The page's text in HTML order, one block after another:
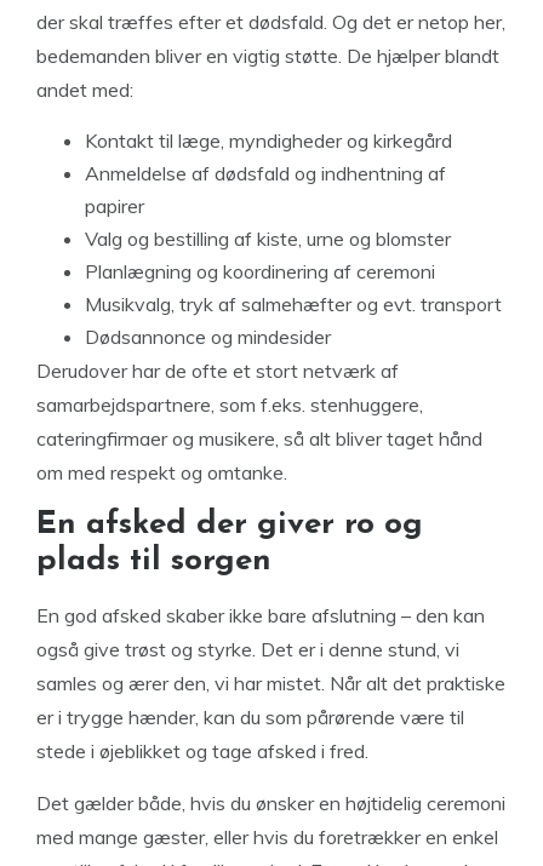
der skal træffes efter et dødsfald. Og det er netop her,
bedemanden bliver en vigtig støtte. De hjælper blandt
andet med:
Kontakt til læge, myndigheder og kirkegård
Anmeldelse af dødsfald og indhentning af
papirer
Valg og bestilling af kiste, urne og blomster
Planlægning og koordinering af ceremoni
Musikvalg, tryk af salmehæfter og evt. transport
Dødsannonce og mindesider
Derudover har de ofte et stort netværk af
samarbejdspartnere, som f.eks. stenhuggere,
cateringfirmaer og musikere, så alt bliver taget hånd
om med respekt og omtanke.
En afsked der giver ro og
plads til sorgen
En god afsked skaber ikke bare afslutning – den kan
også give trøst og styrke. Det er i denne stund, vi
samles og ærer den, vi har mistet. Når alt det praktiske
er i trygge hænder, kan du som pårørende være til
stede i øjeblikket og tage afsked i fred.
Det gælder både, hvis du ønsker en højtidelig ceremoni
med mange gæster, eller hvis du foretrækker en enkel